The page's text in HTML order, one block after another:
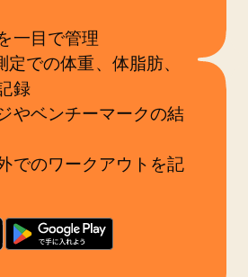
一目で管理
定での体重、体脂肪、
録
やベンチーマークの結
でのワークアウトを記